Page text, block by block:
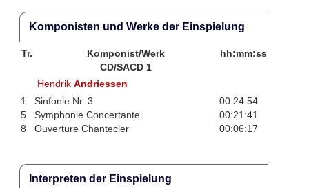
Komponisten und Werke der Einspielung
Tr. Komponist/Werk
hh:mm:ss
CD/SACD 1
HendrikAndriessen
1
Sinfonie Nr. 3
00:24:54
5
Symphonie Concertante
00:21:41
8
Ouverture Chantecler 00:06:17
Interpreten der Einspielung